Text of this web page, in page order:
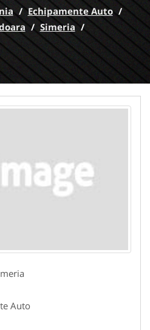
/ Echipamente Auto /
/ Simeria /
Auto